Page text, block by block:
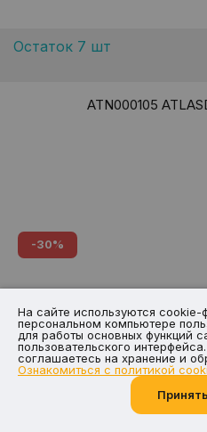
Остаток 7 шт
ATN000105
-30%
На сайте используются
персональном компьютере
для работы основных функций
пользовательского
соглашаетесь на хранение и
Ознакомиться с политикой
Принять